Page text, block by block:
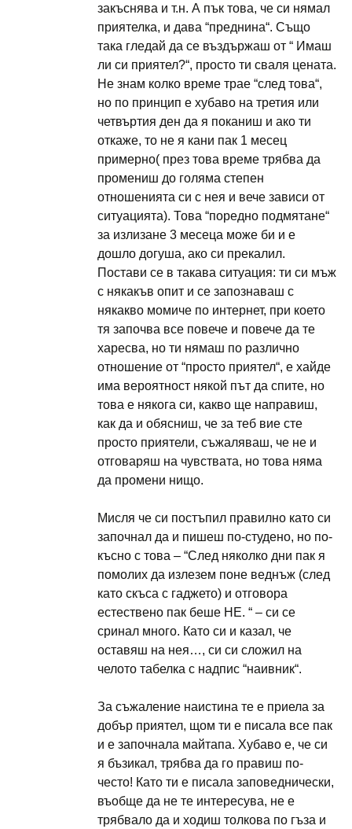
закъснява и т.н. А пък това, че си нямал
приятелка, и дава “преднина“. Също
така гледай да се въздържаш от “ Имаш
ли си приятел?“, просто ти сваля цената.
Не знам колко време трае “след това“,
но по принцип е хубаво на третия или
четвъртия ден да я поканиш и ако ти
откаже, то не я кани пак 1 месец
примерно( през това време трябва да
промениш до голяма степен
отношенията си с нея и вече зависи от
ситуацията). Това “поредно подмятане“
за излизане 3 месеца може би и е
дошло догуша, ако си прекалил.
Постави се в такава ситуация: ти си мъж
с някакъв опит и се запознаваш с
някакво момиче по интернет, при което
тя започва все повече и повече да те
харесва, но ти нямаш по различно
отношение от “просто приятел“, е хайде
има вероятност някой път да спите, но
това е някога си, какво ще направиш,
как да и обясниш, че за теб вие сте
просто приятели, съжаляваш, че не и
отговаряш на чувствата, но това няма
да промени нищо.
Мисля че си постъпил правилно като си
започнал да и пишеш по-студено, но по-
късно с това – “След няколко дни пак я
помолих да излезем поне веднъж (след
като скъса с гаджето) и отговора
естествено пак беше НЕ. “ – си се
сринал много. Като си и казал, че
оставяш на нея…, си си сложил на
челото табелка с надпис “наивник“.
За съжаление наистина те е приела за
добър приятел, щом ти е писала все пак
и е започнала майтапа. Хубаво е, че си
я бъзикал, трябва да го правиш по-
често! Като ти е писала заповеднически,
въобще да не те интересува, не е
трябвало да и ходиш толкова по гъза и